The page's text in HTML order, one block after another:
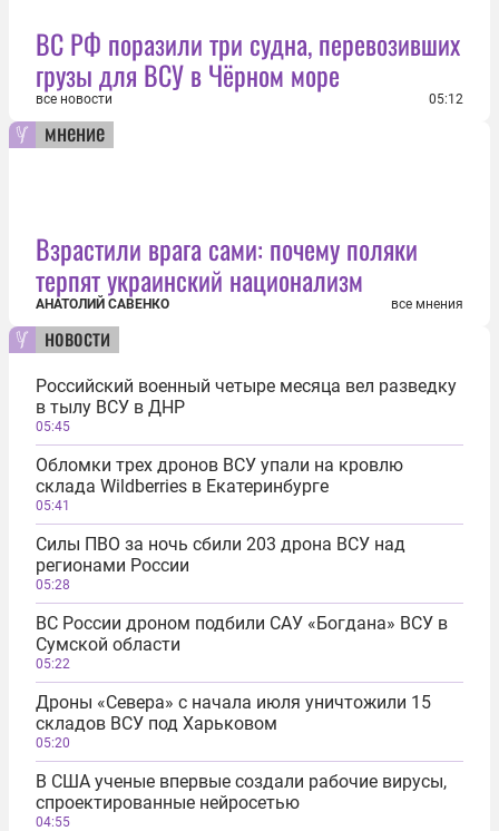
ВС РФ поразили три судна, перевозивших
грузы для ВСУ в Чёрном море
все новости 05:12
мнение
Взрастили врага сами: почему поляки
терпят украинский национализм
АНАТОЛИЙ САВЕНКО все мнения
новости
Российский военный четыре месяца вел разведку
в тылу ВСУ в ДНР
05:45
Обломки трех дронов ВСУ упали на кровлю
склада Wildberries в Екатеринбурге
05:41
Силы ПВО за ночь сбили 203 дрона ВСУ над
регионами России
05:28
ВС России дроном подбили САУ «Богдана» ВСУ в
Сумской области
05:22
Дроны «Севера» с начала июля уничтожили 15
складов ВСУ под Харьковом
05:20
В США ученые впервые создали рабочие вирусы,
спроектированные нейросетью
04:55